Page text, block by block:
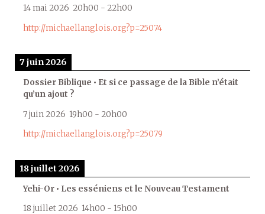
14 mai 2026 20h00 - 22h00
http://michaellanglois.org?p=25074
7 juin 2026
Dossier Biblique • Et si ce passage de la Bible n’était
qu’un ajout ?
7 juin 2026 19h00 - 20h00
http://michaellanglois.org?p=25079
18 juillet 2026
Yehi-Or • Les esséniens et le Nouveau Testament
18 juillet 2026 14h00 - 15h00